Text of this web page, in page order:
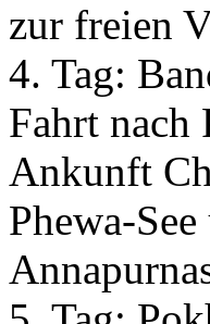
zur freien
4. Tag:
Fahrt nach
Ankunft
Phewa-